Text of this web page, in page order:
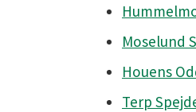
Moselund
Houens
Terp